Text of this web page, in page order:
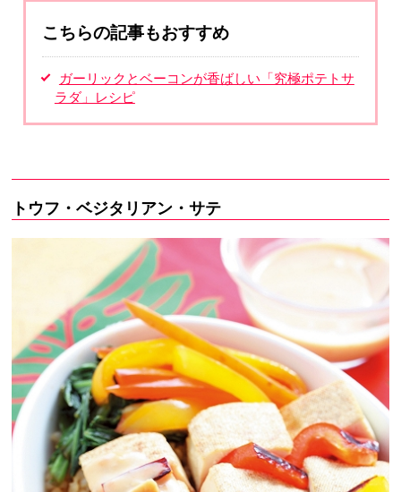
こちらの記事もおすすめ
ガーリックとベーコンが香ばしい「究極ポテトサ
ラダ」レシピ
トウフ・ベジタリアン・サテ